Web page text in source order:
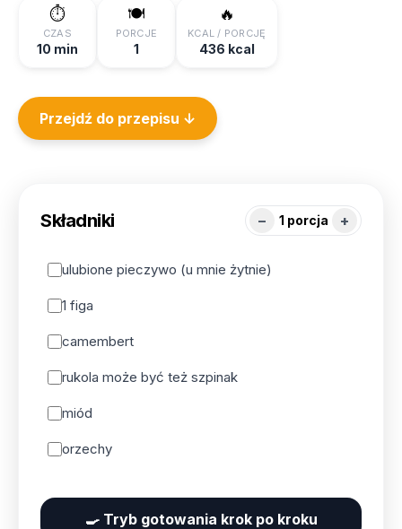
bardzo polecam! Zajadając każdy kęs doznajemy
różnych smaków, które świetnie się ze sobą łączą.
Warto pokombinować …
⏱️
CZAS
10 min
🍽️
PORCJE
1
🔥
KCAL / PORCJĘ
436 kcal
Przejdź do przepisu ↓
Składniki − 1 porcja +
ulubione pieczywo (u mnie żytnie)
1 figa
camembert
rukola może być też szpinak
miód
orzechy
🍳 Tryb gotowania krok po kroku